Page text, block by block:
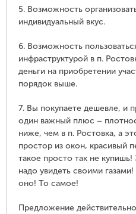
5. Возможность
индивидуальный вкус.
6. Возможность
инфраструктурой в п.
деньги на приобретении
порядок выше.
7. Вы покупаете дешевле, и
один важный плюс –
ниже, чем в п. Ростовка, а
простор из окон, красивый
такое просто так не
надо увидеть своими
оно! То самое!
Предложение